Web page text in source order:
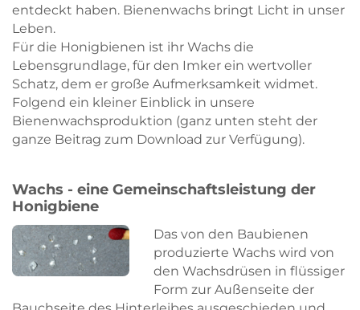
entdeckt haben. Bienenwachs bringt Licht in unser
Leben.
Für die Honigbienen ist ihr Wachs die
Lebensgrundlage, für den Imker ein wertvoller
Schatz, dem er große Aufmerksamkeit widmet.
Folgend ein kleiner Einblick in unsere
Bienenwachsproduktion (ganz unten steht der
ganze Beitrag zum Download zur Verfügung).
Wachs - eine Gemeinschaftsleistung der
Honigbiene
Das von den Baubienen
produzierte Wachs wird von
den Wachsdrüsen in flüssiger
Form zur Außenseite der